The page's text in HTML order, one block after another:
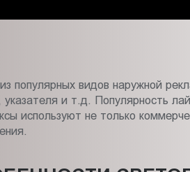
популярных видов наружной
указателя и т.д. Популярность
используют не только